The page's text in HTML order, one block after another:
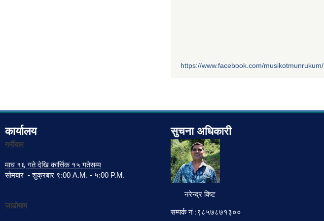
https://www.facebook.com/musikotmunrukum/
कार्यालय
गर्मीयाम
माघ १६ गते देखि कार्त्तिक १५ गतेसम्म
सोमबार - शुक्रबार ९:00 A.M. - ५:00 P.M.
जाडोयाम
सुचना अधिकारी
नरेन्द्र विष्ट
सम्पर्क नं :९८५७८७१३००